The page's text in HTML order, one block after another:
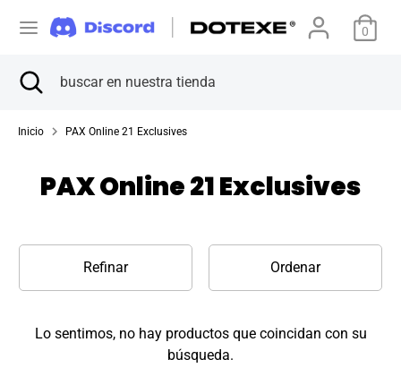
directamente
contenido
0
M
o
n
d
a
Estados Unidos (USD $)
Buscarbuscar
nuestra
Buscar buscar
tienda
Cerrar
búsqueda
Inicio PAX Online 21 Exclusives
PAX Online 21 Exclusives
Refinar Ordenar
Lo sentimos, no hay productos que coincidan con su
búsqueda.